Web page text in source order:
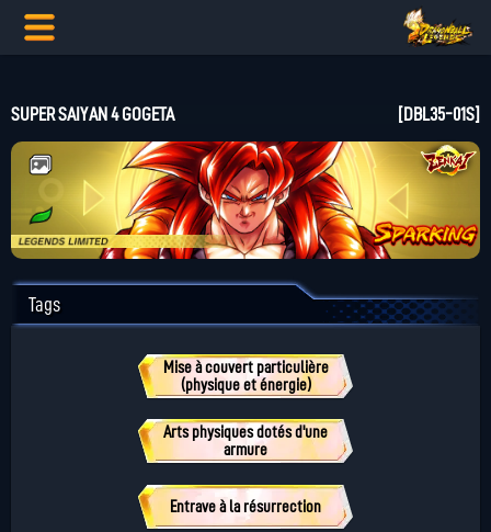
SUPER SAIYAN 4 GOGETA [DBL35-01S]
Tags
Mise à couvert particulière
(physique et énergie)
Arts physiques dotés d'une
armure
Entrave à la résurrection